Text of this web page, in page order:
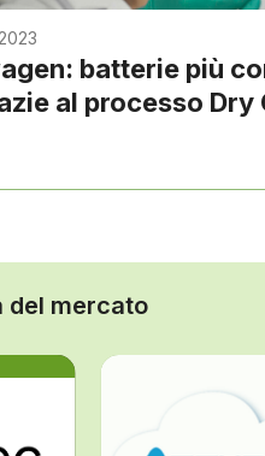
batterie più
al processo Dry
mercato